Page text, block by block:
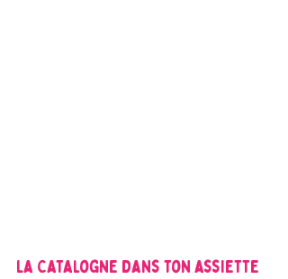
La Catalogne dans ton assiette